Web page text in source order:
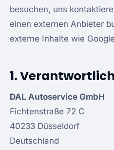
besuchen, uns
einen externen Anbieter
externe Inhalte wie
1.
DAL Autoservice GmbH
Fichtenstraße 72 C
40233 Düsseldorf
Deutschland